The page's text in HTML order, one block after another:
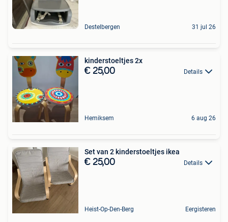
Destelbergen 31 jul 26
kinderstoeltjes 2x
€ 25,00 Details
Hemiksem 6 aug 26
Set van 2 kinderstoeltjes ikea
€ 25,00 Details
Heist-Op-Den-Berg Eergisteren